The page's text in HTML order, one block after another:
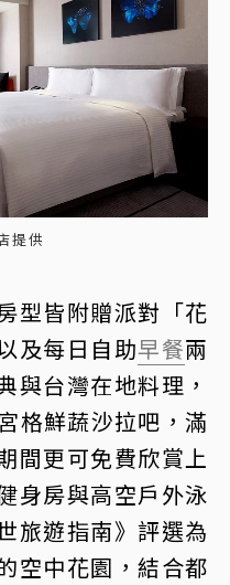
提供
型皆附贈派對「花
及每日自助早餐兩
與台灣在地料理，
格鮮蔬沙拉吧，滿
間更可免費欣賞上
身房與高空戶外泳
旅遊指南》評選為
空中花園，結合都